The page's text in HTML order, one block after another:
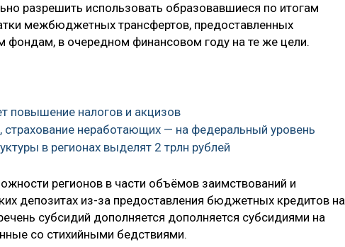
разрешить использовать образовавшиеся по итогам
межбюджетных трансфертов, предоставленных
в очередном финансовом году на те же цели.
повышение налогов и акцизов
неработающих — на федеральный уровень
в регионах выделят 2 трлн рублей
регионов в части объёмов заимствований и
депозитах из-за предоставления бюджетных кредитов на
субсидий дополняется дополняется субсидиями на
со стихийными бедствиями.